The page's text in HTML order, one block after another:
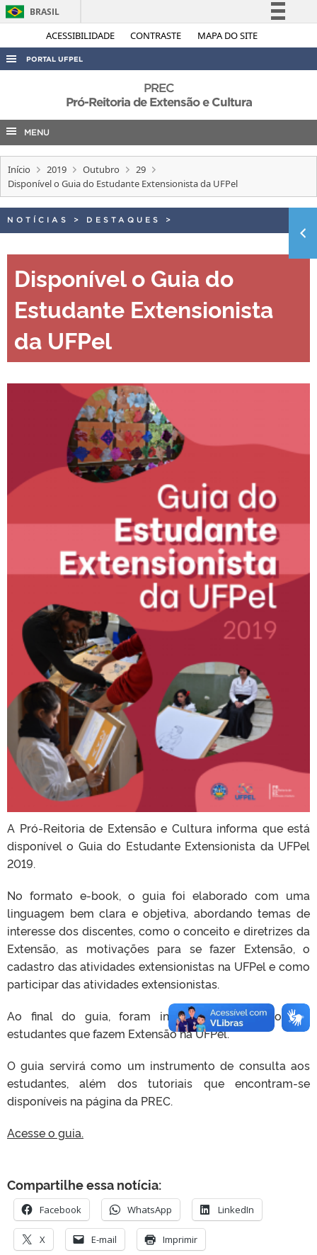
ACESSIBILIDADE CONTRASTE MAPA DO SITE
BRASIL
Simplifique!
Acesso à informação
Legislação
PORTAL UFPEL
AUDITORIA
COBALTO
CONCURSOS
EDITAIS
TELEFONES
PREC
Pró-Reitoria de Extensão e Cultura
MENU
Início 2019 Outubro
29
Disponível o Guia do Estudante Extensionista da UFPel
NOTÍCIAS > DESTAQUES >
Disponível o Guia do
Estudante Extensionista
da UFPel
A Pró-Reitoria de Extensão e Cultura informa que está
disponível o Guia do Estudante Extensionista da UFPel
2019.
No formato e-book, o guia foi elaborado com uma
linguagem bem clara e objetiva, abordando temas de
interesse dos discentes, como o conceito e diretrizes da
Extensão, as motivações para se fazer Extensão, o
cadastro das atividades extensionistas na UFPel e como
participar das atividades extensionistas.
Ao final do guia, foram inseridos depoimentos de
estudantes que fazem Extensão na UFPel.
O guia servirá como um instrumento de consulta aos
estudantes, além dos tutoriais que encontram-se
disponíveis na página da PREC.
Acesse o guia.
Compartilhe essa notícia:
Facebook WhatsApp LinkedIn
X E-mail Imprimir